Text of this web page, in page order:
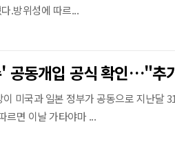
.방위성에 따르...
공동개입 공식 확인…"추
미국과 일본 정부가 공동으로 지난달
르면 이날 가타야마 ...